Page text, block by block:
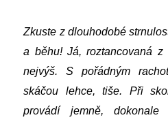
Zkuste z dlouhodobé
a běhu! Já, roztancovaná z
nejvýš. S pořádným
skáčou lehce, tiše. Při
provádí jemně,